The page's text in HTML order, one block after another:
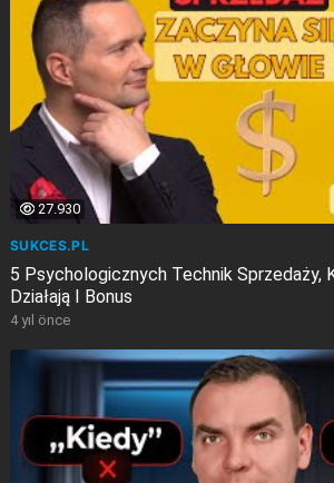
27.930
SUKCES.PL
5 Psychologicznych Technik Sprzedaży,
Działają I Bonus
4 yıl önce